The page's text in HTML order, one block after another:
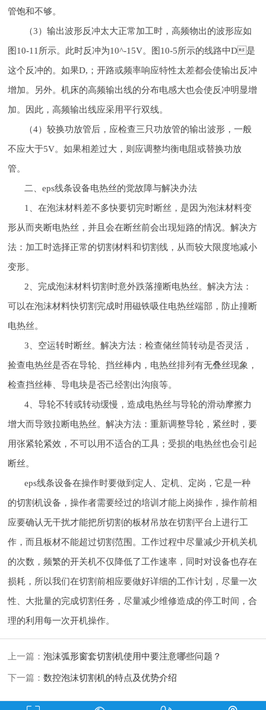
管饱和不够。
（3）输出波形反冲太大正常加工时，高频物出的波形应如
图10-11所示。此时反冲为10^-15V。图10-5所示的线路中D是
这个反冲的。如果D,；开路或频率响应特性太差都会使输出反冲
增加。另外。机床的高频输出线的分布电感大也会使反冲明显增
加。因此，高频输出线应采用平行双线。
（4）较换功放管后，应检查三只功放管的输出波形，一般
不应大于5V。如果相差过大，则应调整均衡电阻或替换功放
管。
二、eps线条设备电热丝的觉故障与解决办法
1、在泡沫材料差不多快要切完时断丝，是因为泡沫材料变
形从而夹断电热丝，并且会在断丝前会出现短路的情况。解决方
法：加工时选择正常的切割材料和切割线，从而较大限度地减小
变形。
2、完成泡沫材料切割时意外跌落撞断电热丝。解决方法：
可以在泡沫材料快切割完成时用磁铁吸住电热丝端部，防止撞断
电热丝。
3、空运转时断丝。解决方法：检查储丝筒转动是否灵活，
捡查电热丝是否在导轮、挡丝棒内，电热丝排列有无叠丝现象，
检查挡丝棒、导电块是否己经割出沟痕等。
4、导轮不转或转动缓慢，造成电热丝与导轮的滑动摩擦力
增大而导致拉断电热丝。解决方法：重新调整导轮，紧丝时，要
用张紧轮紧效，不可以用不适合的工具；受损的电热丝也会引起
断丝。
eps线条设备在操作时要做到定人、定机、定岗，它是一种
的切割机设备，操作者需要经过的培训才能上岗操作，操作前相
应要确认无干扰才能把所切割的板材吊放在切割平台上进行工
作，而且板材不能超过切割范围。工作过程中尽量减少开机关机
的次数，频繁的开关机不仅降低了工作速率，同时对设备也存在
损耗，所以我们在切割前相应要做好详细的工作计划，尽量一次
性、大批量的完成切割任务，尽量减少维修造成的停工时间，合
理的利用每一次开机操作。
上一篇：泡沫弧形窗套切割机使用中要注意哪些问题？
下一篇：数控泡沫切割机的特点及优势介绍